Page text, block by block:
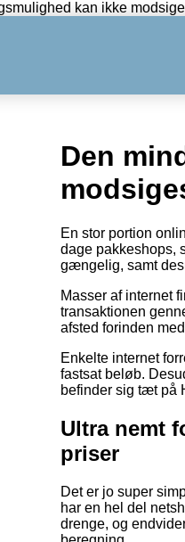
kan ikke
Den
En stor portion
dage pakkeshops,
gængelig, samt
Masser af internet
transaktionen
afsted forinden
Enkelte internet
fastsat beløb.
befinder sig tæt på
Ultra nemt
priser
Det er jo super
har en hel del
drenge, og